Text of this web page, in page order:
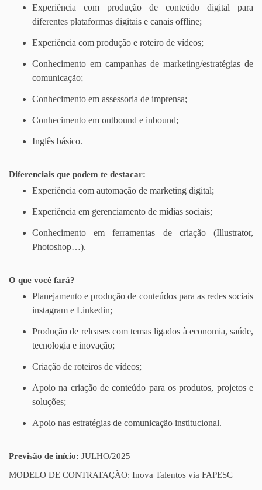
Experiência com produção de conteúdo digital para
diferentes plataformas digitais e canais offline;
Experiência com produção e roteiro de vídeos;
Conhecimento em campanhas de marketing/estratégias de
comunicação;
Conhecimento em assessoria de imprensa;
Conhecimento em outbound e inbound;
Inglês básico.
Diferenciais que podem te destacar:
Experiência com automação de marketing digital;
Experiência em gerenciamento de mídias sociais;
Conhecimento em ferramentas de criação (Illustrator,
Photoshop…).
O que você fará?
Planejamento e produção de conteúdos para as redes sociais
instagram e Linkedin;
Produção de releases com temas ligados à economia, saúde,
tecnologia e inovação;
Criação de roteiros de vídeos;
Apoio na criação de conteúdo para os produtos, projetos e
soluções;
Apoio nas estratégias de comunicação institucional.
Previsão de início: JULHO/2025
MODELO DE CONTRATAÇÃO: Inova Talentos via FAPESC